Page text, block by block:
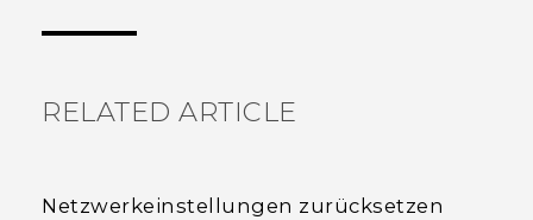
RELATED ARTICLE
Netzwerkeinstellungen zurücksetzen